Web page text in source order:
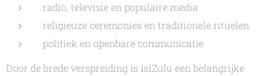
radio, televisie en populaire media
religieuze ceremonies en traditionele rituelen
politiek en openbare communicatie
Door de brede verspreiding is isiZulu een belangrijke